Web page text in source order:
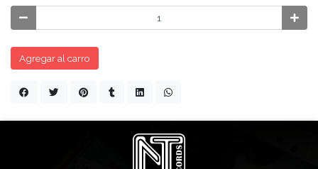
Agregar al carro